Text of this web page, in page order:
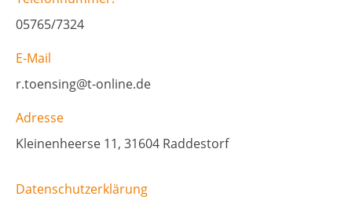
05765/7324
E-Mail
r.toensing@t-online.de
Adresse
Kleinenheerse 11, 31604 Raddestorf
Datenschutzerklärung